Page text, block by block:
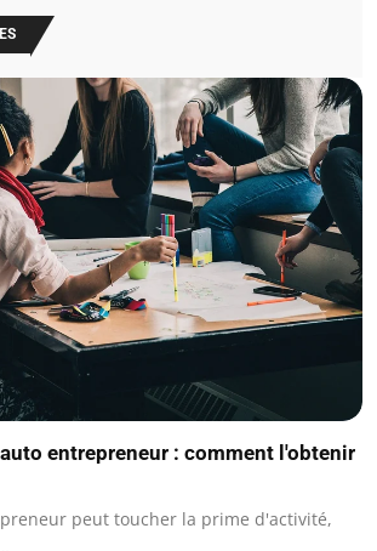
entrepreneur : comment l'obtenir
peut toucher la prime d'activité,